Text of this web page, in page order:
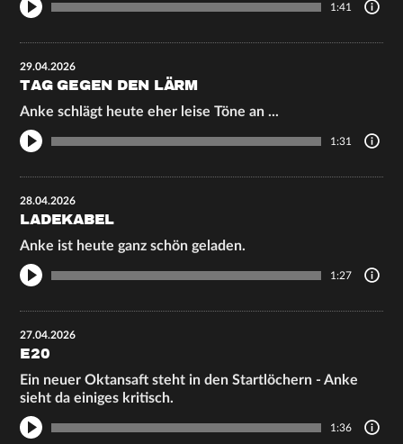
1:41
29.04.2026
TAG GEGEN DEN LÄRM
Anke schlägt heute eher leise Töne an ...
1:31
28.04.2026
LADEKABEL
Anke ist heute ganz schön geladen.
1:27
27.04.2026
E20
Ein neuer Oktansaft steht in den Startlöchern - Anke
sieht da einiges kritisch.
1:36